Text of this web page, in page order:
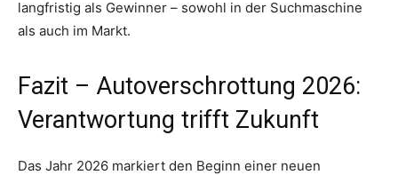
langfristig als Gewinner – sowohl in der Suchmaschine
als auch im Markt.
Fazit – Autoverschrottung 2026:
Verantwortung trifft Zukunft
Das Jahr 2026 markiert den Beginn einer neuen